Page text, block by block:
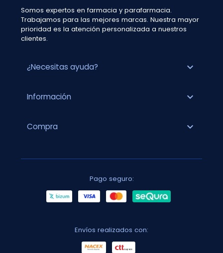
Somos expertos en farmacia y parafarmacia.
Trabajamos para las mejores marcas. Nuestra mayor
prioridad es la atención personalizada a nuestros
clientes.
¿Necesitas ayuda? expand_more
Información expand_more
Compra expand_more
Pago seguro:
Envíos realizados con: